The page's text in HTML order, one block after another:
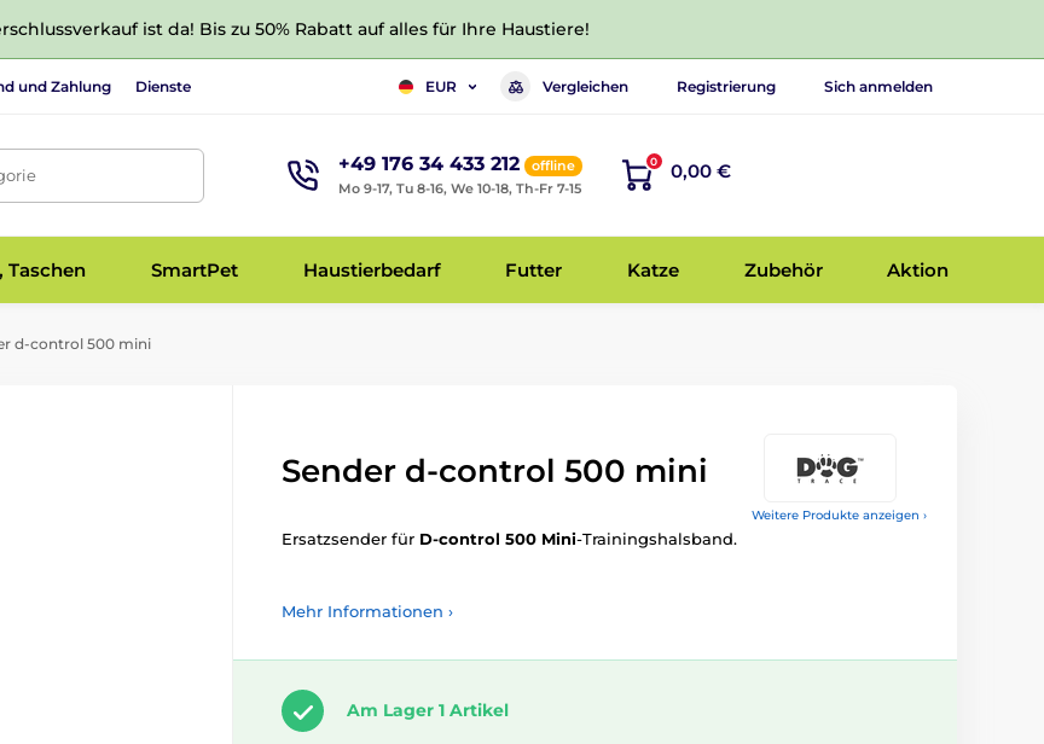
ist da! Bis zu 50% Rabatt auf alles für Ihre Haustiere!
und Zahlung Dienste EUR Vergleichen Registrierung Sich anmelden
+49 176 34 433 212
offline
Mo 9-17, Tu 8-16, We 10-18, Th-Fr 7-15
0 0,00 €
Taschen SmartPet Haustierbedarf Futter Katze Zubehör Aktion
d-control 500 mini
Weitere Produkte anzeigen ›
Sender d-control 500 mini
Ersatzsender für D-control 500 Mini-Trainingshalsband.
Mehr Informationen ›
Am Lager 1 Artikel